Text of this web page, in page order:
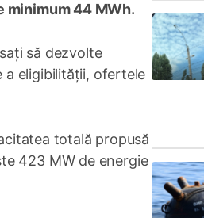
minimum 44 MWh.
să dezvolte
a eligibilității, ofertele
totală propusă
423 MW de energie